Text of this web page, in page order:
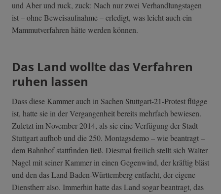
und Aber und ruck, zuck: Nach nur zwei Verhandlungstagen
ist – ohne Beweisaufnahme – erledigt, was leicht auch ein
Mammutverfahren hätte werden können.
Das Land wollte das Verfahren
ruhen lassen
Dass diese Kammer auch in Sachen Stuttgart-21-Protest flügge
ist, hatte sie in der Vergangenheit bereits mehrfach bewiesen.
Zuletzt im November 2014, als sie eine Verfügung der Stadt
Stuttgart aufhob und die 250. Montagsdemo – wie beantragt –
dem Bahnhof stattfinden ließ. Diesmal freilich stellt sich Walter
Nagel mit seiner Kammer in einen Gegenwind, der kräftig bläst
und den das Land Baden-Württemberg entfacht, der eigene
Dienstherr also. Immerhin hatte das Land sogar beantragt, das